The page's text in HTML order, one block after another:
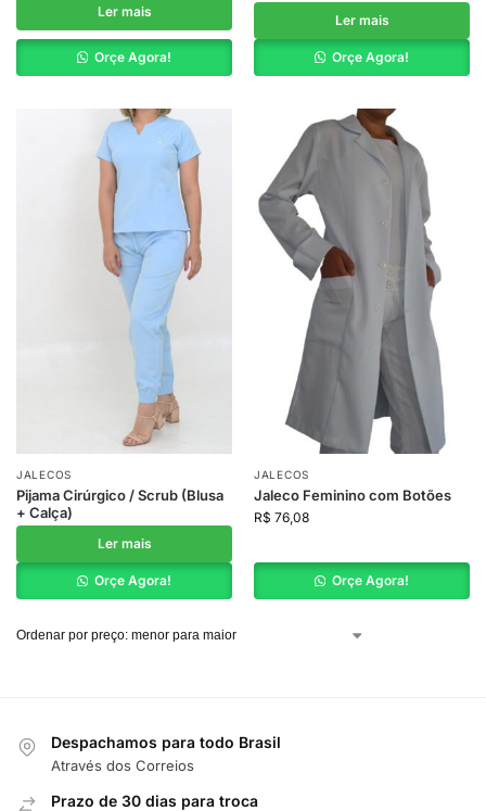
Ler mais
Orçe Agora!
Ler mais
Orçe Agora!
JALECOS
Pijama Cirúrgico / Scrub (Blusa
+ Calça)
Ler mais
Orçe Agora!
JALECOS
Jaleco Feminino com Botões
R$ 76,08
Orçe Agora!
Despachamos para todo Brasil
Através dos Correios
Prazo de 30 dias para troca